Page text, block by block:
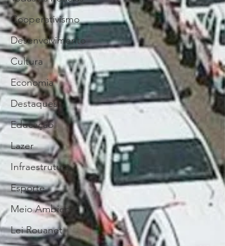
Cooperativismo
Desenvolvimento
Cultura
Economia
Destaques
Educação
Lazer
Infraestrutura
Esporte
Meio Ambiente
Lei Rouanet